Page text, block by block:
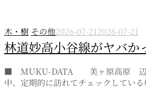
木・樹 その他2026-07-212026-07-21
林道妙高小谷線がヤバか
■ MUKU-DATA 美ヶ原高原 辺り
中、定期的に訪れてチェックしてい